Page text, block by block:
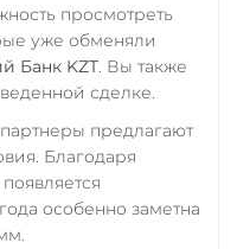
просмотреть
уже обменяли
Банк KZT. Вы также
сделке.
предлагают
Благодаря
особенно заметна